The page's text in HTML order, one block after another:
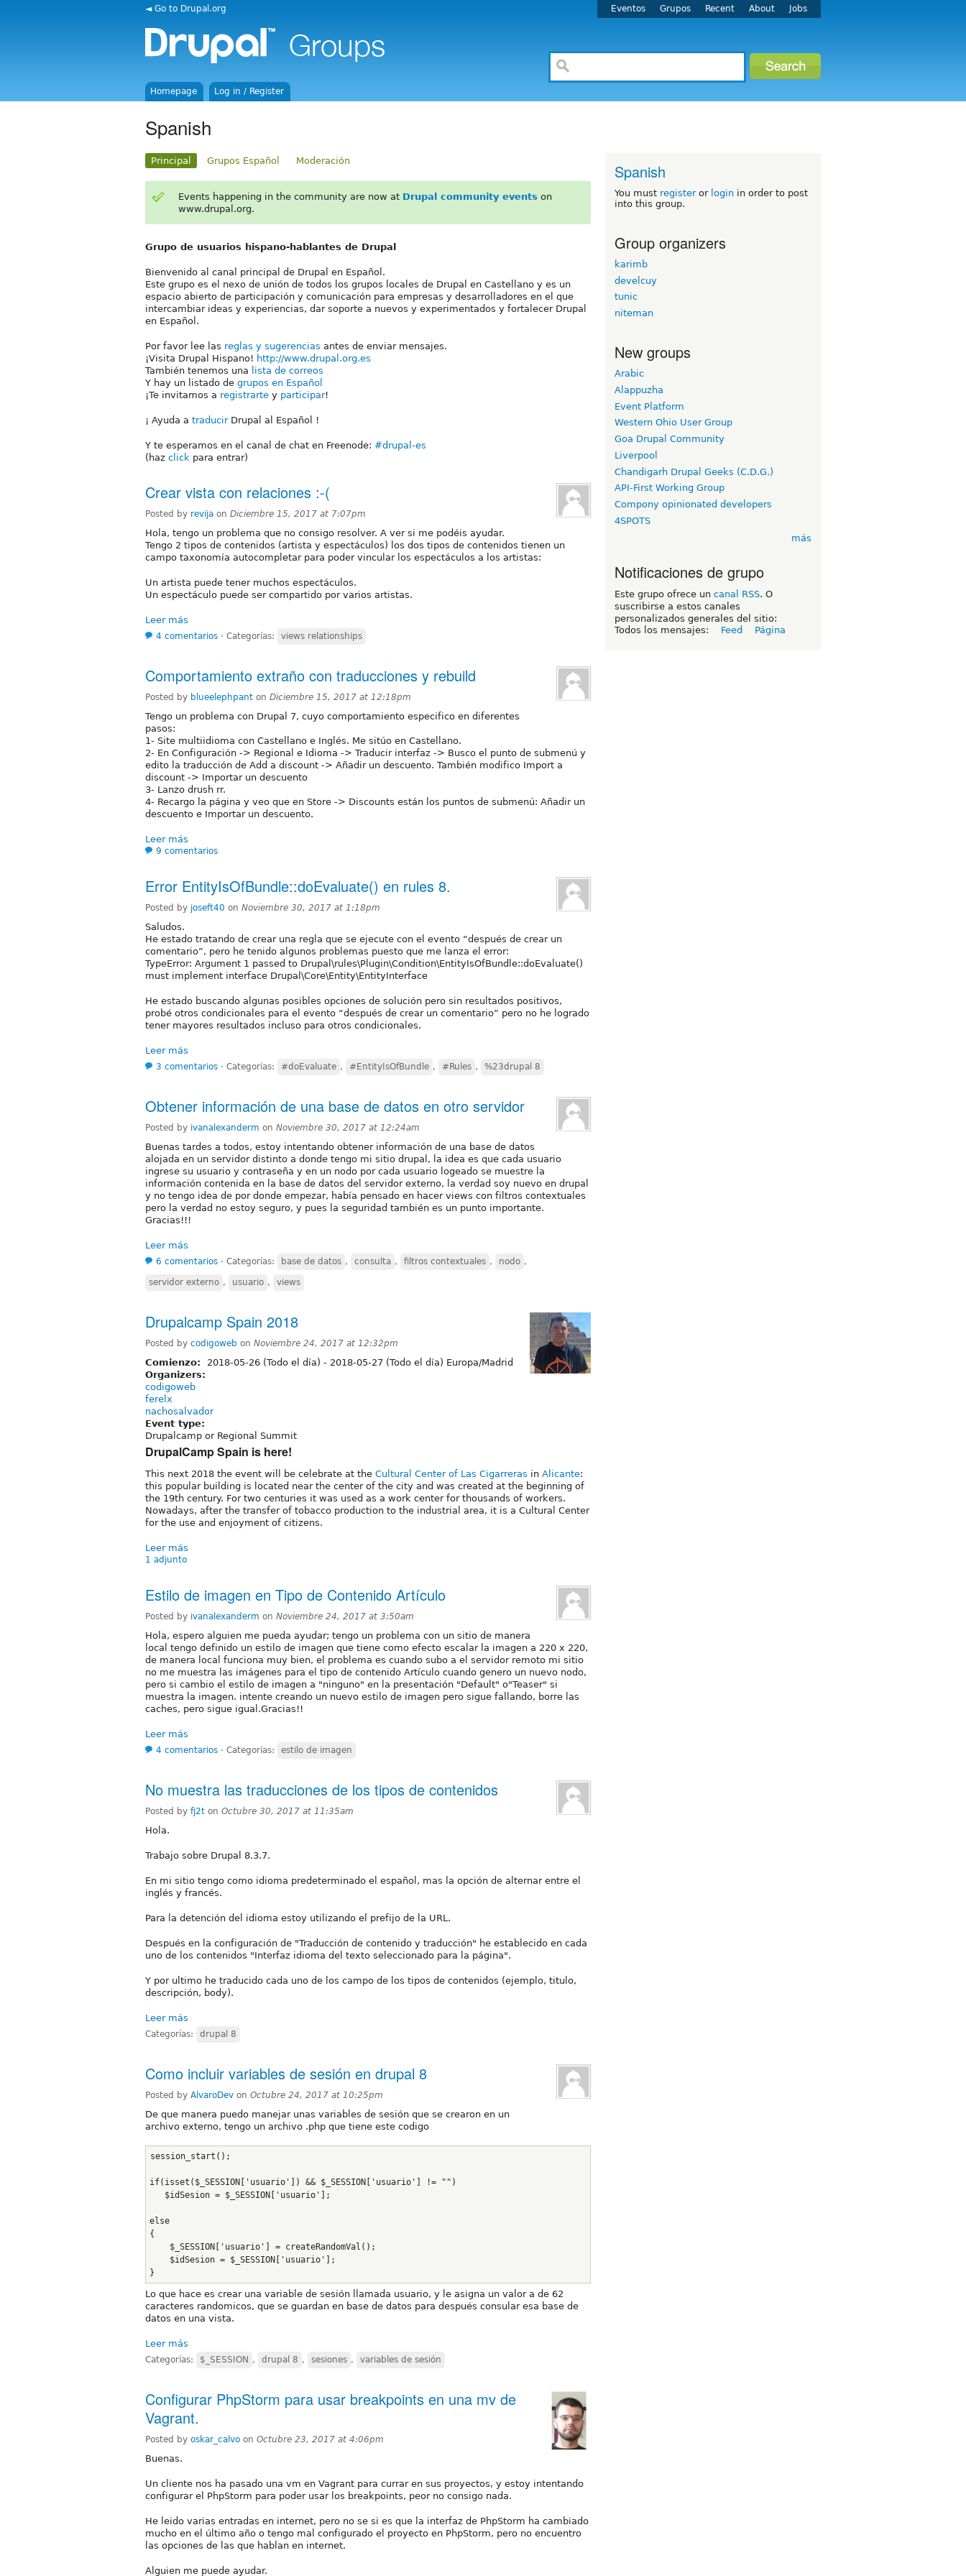
◄ Go to Drupal.org Eventos Grupos Recent About Jobs
Homepage Log in / Register
Spanish
Principal Grupos Español Moderación
Events happening in the community are now at Drupal community events on
www.drupal.org.
Grupo de usuarios hispano-hablantes de Drupal
Bienvenido al canal principal de Drupal en Español.
Este grupo es el nexo de unión de todos los grupos locales de Drupal en Castellano y es un
espacio abierto de participación y comunicación para empresas y desarrolladores en el que
intercambiar ideas y experiencias, dar soporte a nuevos y experimentados y fortalecer Drupal
en Español.
Por favor lee las reglas y sugerencias antes de enviar mensajes.
¡Visita Drupal Hispano! http://www.drupal.org.es
También tenemos una
lista de correos
Y hay un listado de grupos en Español
¡Te invitamos a registrarte y participar!
¡ Ayuda a traducirDrupal al Español !
Y te esperamos en el canal de chat en Freenode: #drupal-es
(haz click para entrar)
Crear vista con relaciones :-(
Posted by revija on Diciembre 15, 2017 at 7:07pm
Hola, tengo un problema que no consigo resolver. A ver si me podéis ayudar.
Tengo 2 tipos de contenidos (artista y espectáculos) los dos tipos de contenidos tienen un
campo taxonomía autocompletar para poder vincular los espectáculos a los artistas:
Un artista puede tener muchos espectáculos.
Un espectáculo puede ser compartido por varios artistas.
Leer más
4 comentarios ⋅ Categorías: views relationships
Comportamiento extraño con traducciones y rebuild
Posted by blueelephpant on Diciembre 15, 2017 at 12:18pm
Tengo un problema con Drupal 7, cuyo comportamiento especifico en diferentes
pasos:
1- Site multiidioma con Castellano e Inglés. Me sitúo en Castellano.
2- En Configuración -> Regional e Idioma -> Traducir interfaz -> Busco el punto de submenú y
edito la traducción de Add a discount -> Añadir un descuento. También modifico Import a
discount -> Importar un descuento
3- Lanzo drush rr.
4- Recargo la página y veo que en Store -> Discounts están los puntos de submenú: Añadir un
descuento e Importar un descuento.
Leer más
9 comentarios
Error EntityIsOfBundle::doEvaluate() en rules 8.
Posted by joseft40 on Noviembre 30, 2017 at 1:18pm
Saludos.
He estado tratando de crear una regla que se ejecute con el evento “después de crear un
comentario”, pero he tenido algunos problemas puesto que me lanza el error:
TypeError: Argument 1 passed to Drupal\rules\Plugin\Condition\EntityIsOfBundle::doEvaluate()
must implement interface Drupal\Core\Entity\EntityInterface
He estado buscando algunas posibles opciones de solución pero sin resultados positivos,
probé otros condicionales para el evento “después de crear un comentario” pero no he logrado
tener mayores resultados incluso para otros condicionales.
Leer más
3 comentarios ⋅ Categorías: #doEvaluate , #EntityIsOfBundle , #Rules , %23drupal 8
Obtener información de una base de datos en otro servidor
Posted by ivanalexanderm on Noviembre 30, 2017 at 12:24am
Buenas tardes a todos, estoy intentando obtener información de una base de datos
alojada en un servidor distinto a donde tengo mi sitio drupal, la idea es que cada usuario
ingrese su usuario y contraseña y en un nodo por cada usuario logeado se muestre la
información contenida en la base de datos del servidor externo, la verdad soy nuevo en drupal
y no tengo idea de por donde empezar, había pensado en hacer views con filtros contextuales
pero la verdad no estoy seguro, y pues la seguridad también es un punto importante.
Gracias!!!
Leer más
6 comentarios ⋅ Categorías: base de datos , consulta , filtros contextuales , nodo ,
servidor externo , usuario , views
Drupalcamp Spain 2018
Posted by codigoweb on Noviembre 24, 2017 at 12:32pm
Comienzo: 2018-05-26 (Todo el día) - 2018-05-27 (Todo el día) Europa/Madrid
Organizers:
codigoweb
ferelx
nachosalvador
Event type:
Drupalcamp or Regional Summit
DrupalCamp Spain is here!
This next 2018 the event will be celebrate at the Cultural Center of Las Cigarreras in Alicante:
this popular building is located near the center of the city and was created at the beginning of
the 19th century. For two centuries it was used as a work center for thousands of workers.
Nowadays, after the transfer of tobacco production to the industrial area, it is a Cultural Center
for the use and enjoyment of citizens.
Leer más
1 adjunto
Estilo de imagen en Tipo de Contenido Artículo
Posted by ivanalexanderm on Noviembre 24, 2017 at 3:50am
Hola, espero alguien me pueda ayudar; tengo un problema con un sitio de manera
local tengo definido un estilo de imagen que tiene como efecto escalar la imagen a 220 x 220,
de manera local funciona muy bien, el problema es cuando subo a el servidor remoto mi sitio
no me muestra las imágenes para el tipo de contenido Artículo cuando genero un nuevo nodo,
pero si cambio el estilo de imagen a "ninguno" en la presentación "Default" o"Teaser" si
muestra la imagen. intente creando un nuevo estilo de imagen pero sigue fallando, borre las
caches, pero sigue igual.Gracias!!
Leer más
4 comentarios ⋅ Categorías: estilo de imagen
No muestra las traducciones de los tipos de contenidos
Posted by fj2t on Octubre 30, 2017 at 11:35am
Hola.
Trabajo sobre Drupal 8.3.7.
En mi sitio tengo como idioma predeterminado el español, mas la opción de alternar entre el
inglés y francés.
Para la detención del idioma estoy utilizando el prefijo de la URL.
Después en la configuración de "Traducción de contenido y traducción" he establecido en cada
uno de los contenidos "Interfaz idioma del texto seleccionado para la página".
Y por ultimo he traducido cada uno de los campo de los tipos de contenidos (ejemplo, titulo,
descripción, body).
Leer más
Categorías: drupal 8
Como incluir variables de sesión en drupal 8
Posted by AlvaroDev on Octubre 24, 2017 at 10:25pm
De que manera puedo manejar unas variables de sesión que se crearon en un
archivo externo, tengo un archivo .php que tiene este codigo
session_start();
if(isset($_SESSION['usuario']) && $_SESSION['usuario'] != "")
$idSesion = $_SESSION['usuario'];
else
{
$_SESSION['usuario'] = createRandomVal();
$idSesion = $_SESSION['usuario'];
}
Lo que hace es crear una variable de sesión llamada usuario, y le asigna un valor a de 62
caracteres randomicos, que se guardan en base de datos para después consular esa base de
datos en una vista.
Leer más
Categorías: $_SESSION , drupal 8 , sesiones , variables de sesión
Configurar PhpStorm para usar breakpoints en una mv de
Vagrant.
Posted by oskar_calvo on Octubre 23, 2017 at 4:06pm
Buenas.
Un cliente nos ha pasado una vm en Vagrant para currar en sus proyectos, y estoy intentando
configurar el PhpStorm para poder usar los breakpoints, peor no consigo nada.
He leido varias entradas en internet, pero no se si es que la interfaz de PhpStorm ha cambiado
mucho en el último año o tengo mal configurado el proyecto en PhpStorm, pero no encuentro
las opciones de las que hablan en internet.
Alguien me puede ayudar.
Spanish
You must registeror login in order to post
into this group.
Group organizers
karimb
develcuy
tunic
niteman
New groups
Arabic
Alappuzha
Event Platform
Western Ohio User Group
Goa Drupal Community
Liverpool
Chandigarh Drupal Geeks (C.D.G.)
API-First Working Group
Compony opinionated developers
4SPOTS
más
Notificaciones de grupo
Este grupo ofrece un canal RSS. O
suscribirse a estos canales
personalizados generales del sitio:
Todos los mensajes:
Feed Página